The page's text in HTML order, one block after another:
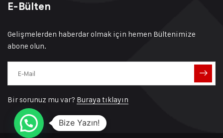
E-Bülten
Gelişmelerden haberdar olmak için hemen Bültenimize
abone olun.
Bir sorunuz mu var? Buraya tıklayın
Bize Yazın!